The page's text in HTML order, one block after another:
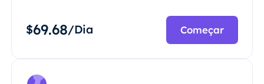
$69.68/Dia Começar